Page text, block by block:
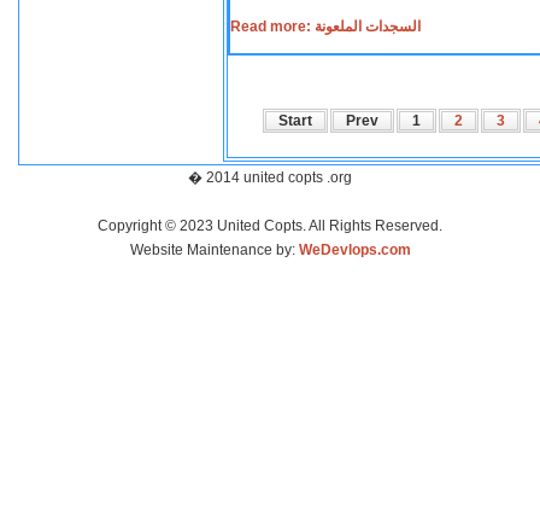
Read more: السجدات الملعونة
Start Prev 1 2 3
� 2014 united copts .org
Copyright © 2023 United Copts. All Rights Reserved.
Website Maintenance by: WeDevlops.com